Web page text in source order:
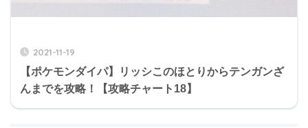
2021-11-19
【ポケモンダイパ】リッシこのほとりからテンガンざ
んまでを攻略！【攻略チャート18】